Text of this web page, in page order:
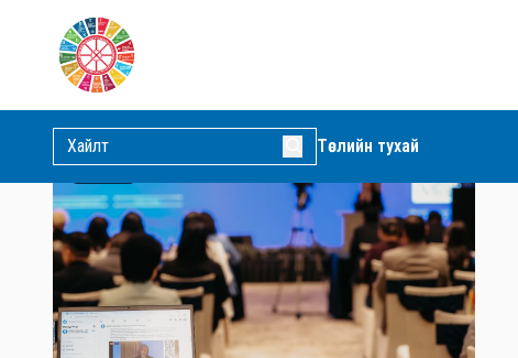
Төслийн тухай
МЭДЭЭЛЭЛ
Мэдээ Видео Зурган мэдээ
Видео